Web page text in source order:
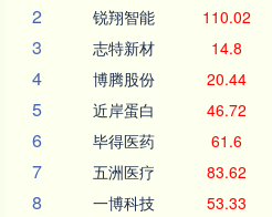
2 锐翔智能 110.02
3 志特新材 14.8
4 博腾股份 20.44
5 近岸蛋白 46.72
6 毕得医药 61.6
7 五洲医疗 83.62
8 一博科技 53.33